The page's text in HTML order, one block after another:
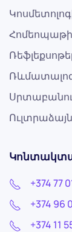
+374 77
+374 96
+374 11